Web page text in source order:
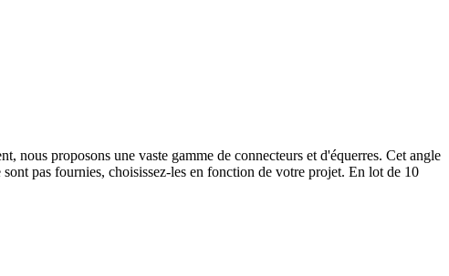
nous proposons une vaste gamme de connecteurs et d'équerres. Cet angle
pas fournies, choisissez-les en fonction de votre projet. En lot de 10